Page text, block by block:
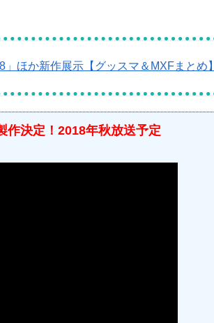
ほか新作展示【グッスマ＆MXFまとめ】
作決定！2018年秋放送予定